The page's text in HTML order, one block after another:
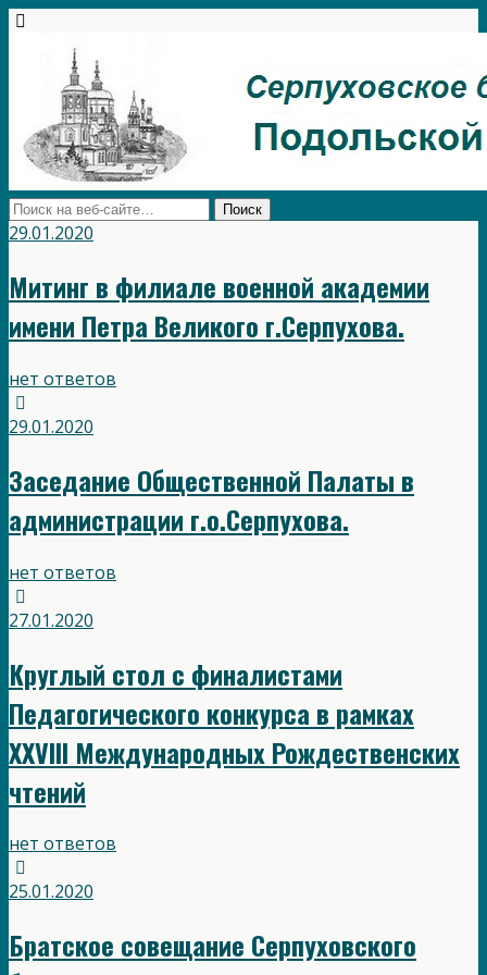
29.01.2020
Митинг в филиале военной академии
имени Петра Великого г.Серпухова.
нет ответов
29.01.2020
Заседание Общественной Палаты в
администрации г.о.Серпухова.
нет ответов
27.01.2020
Круглый стол с финалистами
Педагогического конкурса в рамках
XXVIII Международных Рождественских
чтений
нет ответов
25.01.2020
Братское совещание Серпуховского